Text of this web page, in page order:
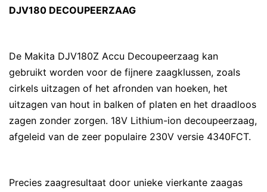
DJV180 DECOUPEERZAAG
De Makita DJV180Z Accu Decoupeerzaag kan
gebruikt worden voor de fijnere zaagklussen, zoals
cirkels uitzagen of het afronden van hoeken, het
uitzagen van hout in balken of platen en het draadloos
zagen zonder zorgen. 18V Lithium-ion decoupeerzaag,
afgeleid van de zeer populaire 230V versie 4340FCT.
Precies zaagresultaat door unieke vierkante zaagas